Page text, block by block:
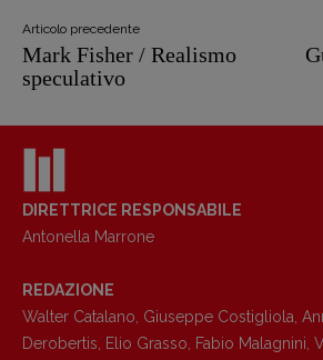
Copyright © 2018 – 2023 Pulp Magazine –
Associazione Pulp Magazine – registrazione
Tribunale Milano n° 5864/2023 – cod. fis.
97943720157 –
Articolo precedente
Mark Fisher / Realismo
speculativo
DIRETTRICE RESPONSABILE
Antonella Marrone
REDAZIONE
Walter Catalano, Giuseppe Costigliola,
Derobertis, Elio Grasso, Fabio Malagnini,